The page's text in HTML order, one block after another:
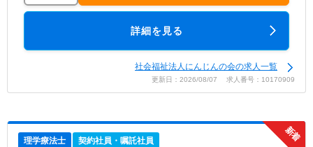
詳細を見る
社会福祉法人にんじんの会の求人一覧
更新日：2026/08/07 求人番号：10170909
理学療法士 契約社員・嘱託社員